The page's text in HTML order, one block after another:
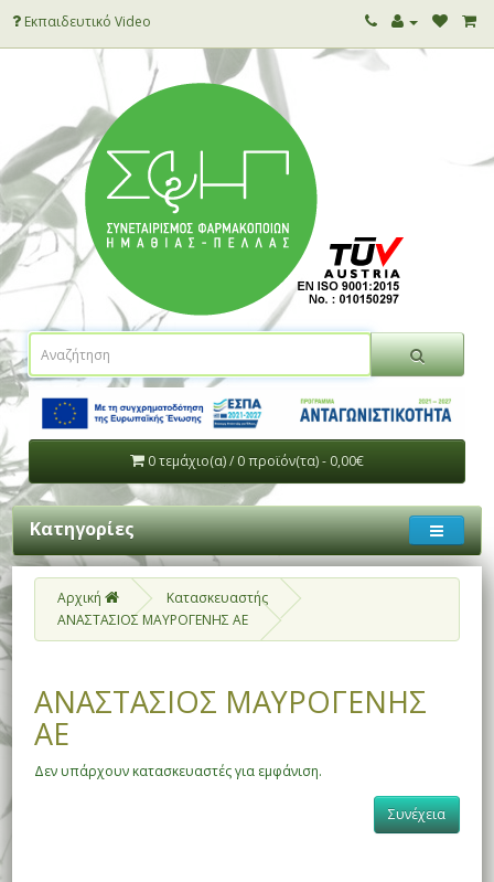
Εκπαιδευτικό Video
0 τεμάχιο(α) / 0 προϊόν(τα) - 0,00€
Κατηγορίες
Αρχική
Κατασκευαστής
ΑΝΑΣΤΑΣΙΟΣ ΜΑΥΡΟΓΕΝΗΣ ΑΕ
ΑΝΑΣΤΑΣΙΟΣ ΜΑΥΡΟΓΕΝΗΣ
ΑΕ
Δεν υπάρχουν κατασκευαστές για εμφάνιση.
Συνέχεια